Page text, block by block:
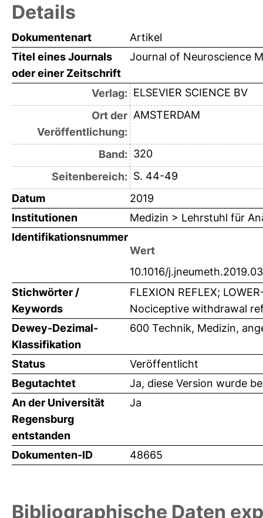
Details
Dokumentenart
Artikel
Titel eines Journals
oder einer Zeitschrift
Journal of Neuroscience
Verlag: ELSEVIER SCIENCE BV
Ort der
Veröffentlichung:
AMSTERDAM
Band: 320
Seitenbereich: S. 44-49
Datum
2019
Institutionen
Medizin > Lehrstuhl für
Identifikationsnummer
Wert
10.1016/
Stichwörter /
Keywords
FLEXION REFLEX;
Nociceptive withdrawal
Dewey-Dezimal-
Klassifikation
600 Technik, Medizin,
Status
Veröffentlicht
Begutachtet
Ja, diese Version wurde
An der Universität
Regensburg
entstanden
Ja
Dokumenten-ID 48665
Bibliographische Daten